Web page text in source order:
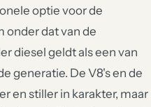
optie voor de
onder dat van de
diesel geldt als een van
generatie. De V8's en de
en stiller in karakter, maar